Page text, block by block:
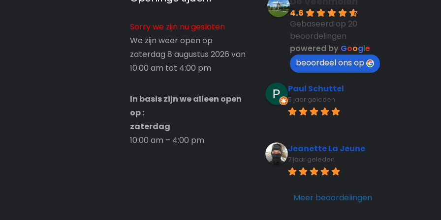
Sorry we zijn nu gesloten
We zijn weer open op
zaterdag 8 augustus 2026 van
10:00 am tot 4:00 pm
In basis zijn we alleen open
op :
zaterdag
10:00 am – 4:00 pm
4.6
Gebaseerd op 20
beoordelingen
powered by Google
beoordeel ons op
Paul Schuttel
5 jaar geleden
Jeanette La Jeune
7 jaar geleden
Meer beoordelingen